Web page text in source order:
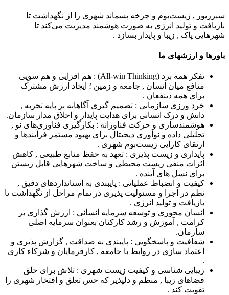
سبززیور , زیست‌بوم و چرخه پسماند شهری را از نگهداشت تا
بازیافت و تولید انرژی به صورت هوشمند مدیریت می‌کند تا
شهرهایی پاک , زیبا و پایدار بسازد .
باورها و ارزشهای ما
تفکر همه برد (All-win Thinking) : هم افزایی و هم سویی
منافع میان انسان , جامعه و زمین ؛ ایجاد ارزش مشترک
برای همه ذینفعان .
خرد ورزی سازمانی : تصمیم گیری آگاهانه بر پایه تجربه ,
دانش و درک انسانی برای هدایت پایدار و اخلاق مدار سازمان.
هوشمندسازی و حرکت فناورانه : بکارگیری فناوری‌های نو ,
تحلیلی داده و نوآوری دیجیتال برای بهبود مستمر فرآیندها و
ارتقای کارایی زیست‌بوم شهری .
پایداری و زیست پذیری : تعهد به حفظ منابع طبیعی , کاهش
اثرات منفی زیست محیطی و ساخت شهرهایی قابل زیستن
برای نسل های آینده .
کیفیت و انضباط عملیاتی : پایبندی به استانداردهای دقیق ,
نظم در اجرا و مسئولیت پذیری در تمام مراحل از نگهداشت تا
بازیافت و تولید انرژی .
انسان محوری و توسعه سرمایه انسانی : ارزش گذاری بر
کرامت , آموزش و رشد کارکنان بعنوان سرمایه اصلی
سازمان.
شفافیت و پاسخگویی : پایبندی به صداقت , گزارش پذیری و
اعتماد سازی در روابط با جامعه , کارفرمایان و شرکاء کاری
.
زیبایی شناسی و کیفیت زیست شهری : تلاش برای خلق
فضاهای زیبا , منظم و دلپذیر که حس تعلق و افتخار شهری را
تقویت کند .